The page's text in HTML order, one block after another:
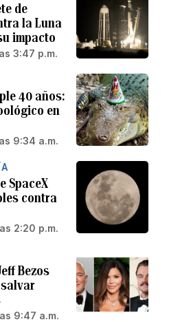
de
la Luna
impacto
3:47 p.m.
40 años:
en
9:34 a.m.
SpaceX
contra
2:20 p.m.
Bezos
9:47 a.m.